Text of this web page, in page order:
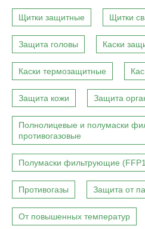
Щитки защитные Щитки
Защита головы Каски
Каски термозащитные
Защита кожи Защита
Полнолицевые и полумаски
противогазовые
Полумаски фильтрующие
Противогазы Защита от
От повышенных температур